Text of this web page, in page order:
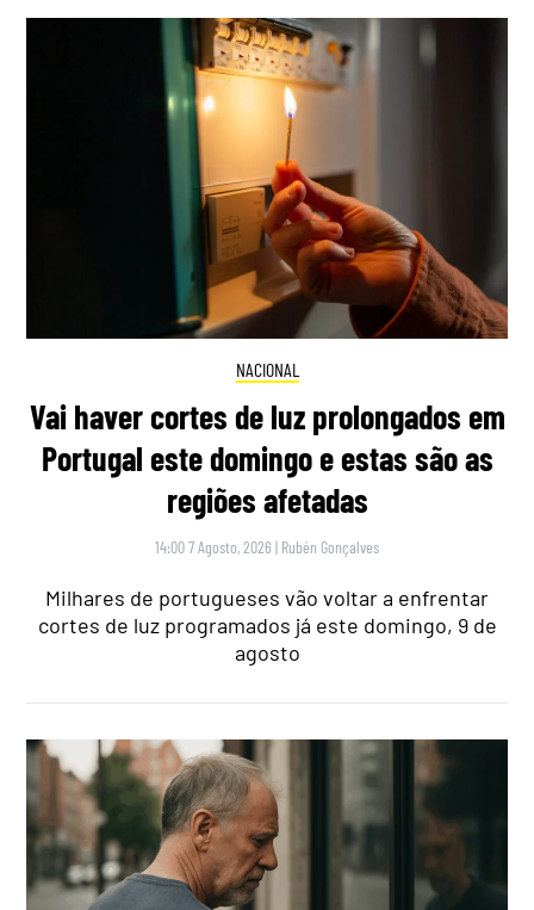
NACIONAL
Vai haver cortes de luz prolongados em
Portugal este domingo e estas são as
regiões afetadas
14:00 7 Agosto, 2026 | Rubén Gonçalves
Milhares de portugueses vão voltar a enfrentar
cortes de luz programados já este domingo, 9 de
agosto